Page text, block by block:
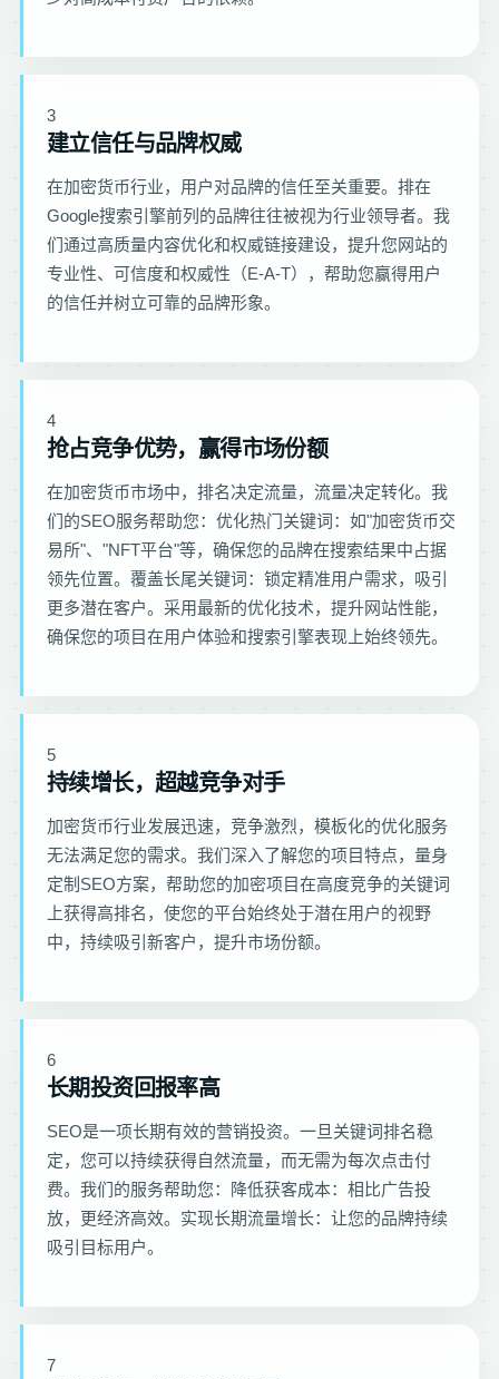
3
建立信任与品牌权威
在加密货币行业，用户对品牌的信任至关重要。排在
Google搜索引擎前列的品牌往往被视为行业领导者。我
们通过高质量内容优化和权威链接建设，提升您网站的
专业性、可信度和权威性（E-A-T），帮助您赢得用户
的信任并树立可靠的品牌形象。
4
抢占竞争优势，赢得市场份额
在加密货币市场中，排名决定流量，流量决定转化。我
们的SEO服务帮助您：优化热门关键词：如"加密货币交
易所"、"NFT平台"等，确保您的品牌在搜索结果中占据
领先位置。覆盖长尾关键词：锁定精准用户需求，吸引
更多潜在客户。采用最新的优化技术，提升网站性能，
确保您的项目在用户体验和搜索引擎表现上始终领先。
5
持续增长，超越竞争对手
加密货币行业发展迅速，竞争激烈，模板化的优化服务
无法满足您的需求。我们深入了解您的项目特点，量身
定制SEO方案，帮助您的加密项目在高度竞争的关键词
上获得高排名，使您的平台始终处于潜在用户的视野
中，持续吸引新客户，提升市场份额。
6
长期投资回报率高
SEO是一项长期有效的营销投资。一旦关键词排名稳
定，您可以持续获得自然流量，而无需为每次点击付
费。我们的服务帮助您：降低获客成本：相比广告投
放，更经济高效。实现长期流量增长：让您的品牌持续
吸引目标用户。
7